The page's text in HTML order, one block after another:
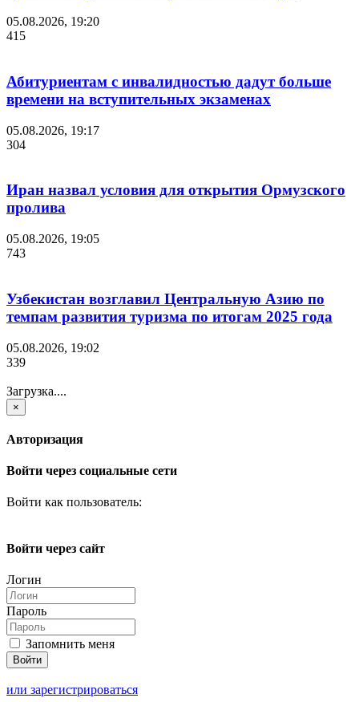
05.08.2026, 19:20
415
Абитуриентам с инвалидностью дадут больше
времени на вступительных экзаменах
05.08.2026, 19:17
304
Иран назвал условия для открытия Ормузского
пролива
05.08.2026, 19:05
743
Узбекистан возглавил Центральную Азию по
темпам развития туризма по итогам 2025 года
05.08.2026, 19:02
339
Загрузка....
×
Авторизация
Войти через социальные сети
Войти как пользователь:
Войти через сайт
Логин
Пароль
Запомнить меня
или зарегистрироваться